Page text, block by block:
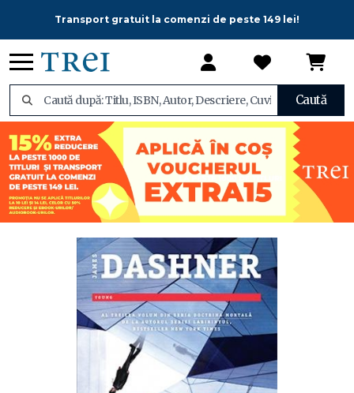
Transport gratuit la comenzi de peste 149 lei!
Caută